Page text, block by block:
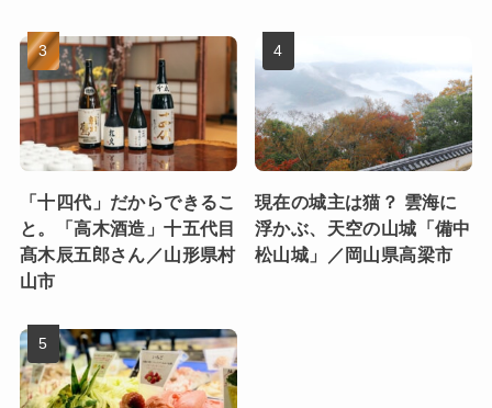
「十四代」だからできるこ
と。「高木酒造」十五代目
髙木辰五郎さん／山形県村
山市
現在の城主は猫？ 雲海に
浮かぶ、天空の山城「備中
松山城」／岡山県高梁市